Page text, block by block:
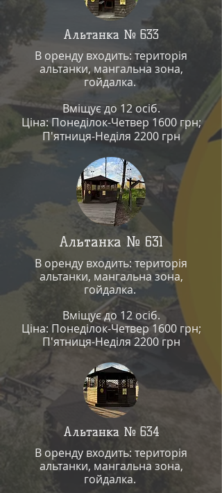
Альтанка № 633
В оренду входить: територія
альтанки, мангальна зона,
гойдалка.
Вміщує до 12 осіб.
Ціна: Понеділок-Четвер 1600 грн;
П'ятниця-Неділя 2200 грн
Альтанка № 631
В оренду входить: територія
альтанки, мангальна зона,
гойдалка.
Вміщує до 12 осіб.
Ціна: Понеділок-Четвер 1600 грн;
П'ятниця-Неділя 2200 грн
Альтанка № 634
В оренду входить: територія
альтанки, мангальна зона,
гойдалка.